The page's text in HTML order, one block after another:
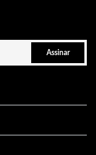
Assinar